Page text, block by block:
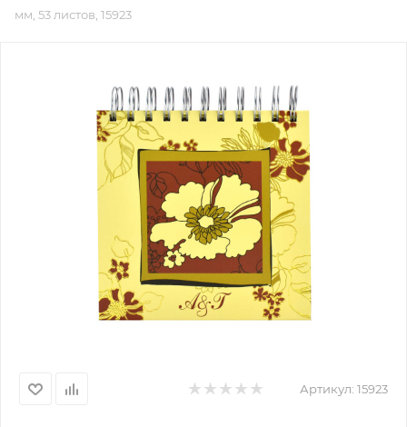
мм, 53 листов, 15923
Артикул: 15923